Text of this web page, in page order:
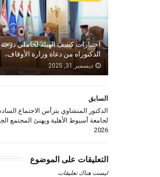
اختبارات كشف الهيئة لحاملي درجة
الدكتوراه من دعاة وزارة الأوقاف،
ديسمبر 31, 2025
السابق
الدكتور المنشاوي يترأس الاجتماع
لجامعة أسيوط الأهلية ويهنئ المجتمع
2026
التعليقات على الموضوع
ليست هناك تعليقات